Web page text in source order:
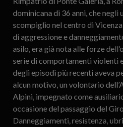
dominicana di 36 anni, che negli
scompiglio nel centro di
di aggressione e
asilo, era già nota alle forze
serie di comportamenti violenti
degli episodi più recenti aveva
alcun motivo, un volontario
Alpini, impegnato come
occasione del passaggio del
Danneggiamenti, resistenza,